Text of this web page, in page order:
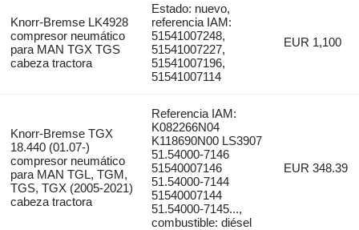
Knorr-Bremse LK4928
compresor neumático
para MAN TGX TGS
cabeza tractora
Estado: nuevo,
referencia IAM:
51541007248,
51541007227,
51541007196,
51541007114
EUR 1,100
Knorr-Bremse TGX
18.440 (01.07-)
compresor neumático
para MAN TGL, TGM,
TGS, TGX (2005-2021)
cabeza tractora
Referencia IAM:
K082266N04
K118690N00 LS3907
51.54000-7146
51540007146
51.54000-7144
51540007144
51.54000-7145...,
combustible: diésel
EUR 348.39